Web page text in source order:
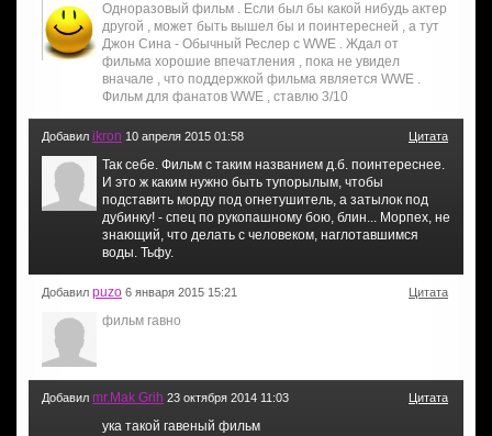
Одноразовый фильм . Если был бы какой нибудь актер
другой , может быть вышел бы и поинтересней , а тут
Джон Сина - Обычный Реслер с WWE . Ждал от
фильма хорошие впечатления , пока не увидел
вначале , что поддержкой фильма является WWE .
Фильм для фанатов WWE , ставлю 3/10
Добавил ikron 10 апреля 2015 01:58 Цитата
Так себе. Фильм с таким названием д.б. поинтереснее.
И это ж каким нужно быть тупорылым, чтобы
подставить морду под огнетушитель, а затылок под
дубинку! - спец по рукопашному бою, блин... Морпех, не
знающий, что делать с человеком, наглотавшимся
воды. Тьфу.
Добавил puzo 6 января 2015 15:21 Цитата
фильм гавно
Добавил mr.Mak Grih 23 октября 2014 11:03 Цитата
ука такой гавеный фильм